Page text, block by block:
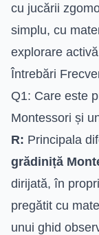
cu jucării
simplu, cu
explorare
Întrebări
Q1: Care este
Montessori și
R: Principala
grădiniță
dirijată, în
pregătit cu
unui ghid